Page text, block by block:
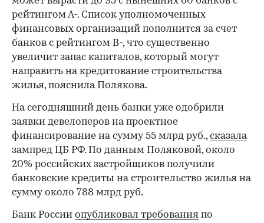
рейтингом А-. Список уполномоченных
финансовых организаций пополнится за счет
банков с рейтингом B-, что существенно
увеличит запас капиталов, который могут
направить на кредитование строительства
жилья, пояснила Полякова.
На сегодняшний день банки уже одобрили
заявки девелоперов на проектное
финансирование на сумму 55 млрд руб.,сказала
зампред ЦБ РФ. По данным Поляковой, около
20% российских застройщиков получили
банковские кредиты на строительство жилья на
сумму около 788 млрд руб.
Банк России опубликовал требования по